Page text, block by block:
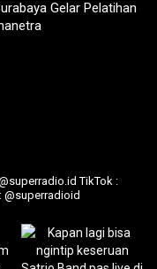
Gelar Pelatihan
TikTok :
@superradioid